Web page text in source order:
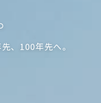
、100年先へ。